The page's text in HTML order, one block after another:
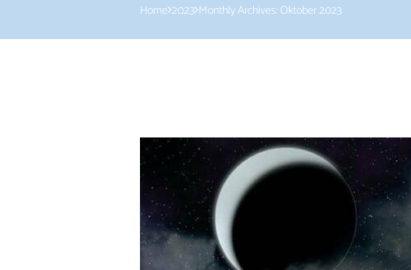
Home 2023 Monthly Archives: Oktober 2023